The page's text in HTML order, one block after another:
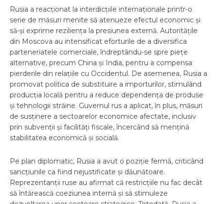
Rusia a reacționat la interdicțiile internaționale printr-o
serie de măsuri menite să atenueze efectul economic și
să-și exprime reziliența la presiunea externă. Autoritățile
din Moscova au intensificat eforturile de a diversifica
parteneriatele comerciale, îndreptându-se spre piețe
alternative, precum China și India, pentru a compensa
pierderile din relațiile cu Occidentul. De asemenea, Rusia a
promovat politica de substituire a importurilor, stimulând
producția locală pentru a reduce dependența de produse
și tehnologii străine. Guvernul rus a aplicat, în plus, măsuri
de susținere a sectoarelor economice afectate, inclusiv
prin subvenții și facilități fiscale, încercând să mențină
stabilitatea economică și socială.
Pe plan diplomatic, Rusia a avut o poziție fermă, criticând
sancțiunile ca fiind nejustificate și dăunătoare.
Reprezentanții ruse au afirmat că restricțiile nu fac decât
să întărească coeziunea internă și să stimuleze